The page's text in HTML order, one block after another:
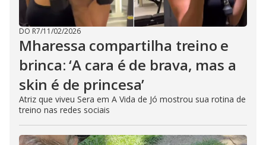
DO R7/11/02/2026
Mharessa compartilha treino e
brinca: ‘A cara é de brava, mas a
skin é de princesa’
Atriz que viveu Sera em A Vida de Jó mostrou sua rotina de
treino nas redes sociais